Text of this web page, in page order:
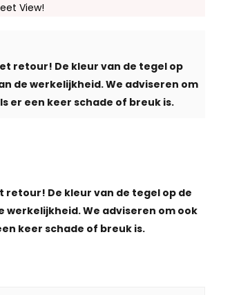
View!
retour! De kleur van de tegel op
de werkelijkheid. We adviseren om
er een keer schade of breuk is.
retour! De kleur van de tegel op de
We adviseren om ook
keer schade of breuk is.